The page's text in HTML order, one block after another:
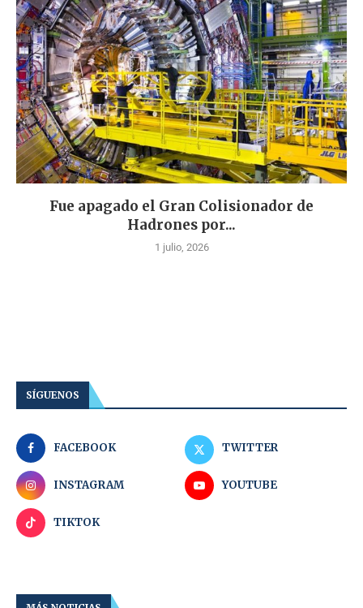
Fue apagado el Gran Colisionador de
Hadrones por...
1 julio, 2026
SÍGUENOS
FACEBOOK TWITTER
INSTAGRAM YOUTUBE
TIKTOK